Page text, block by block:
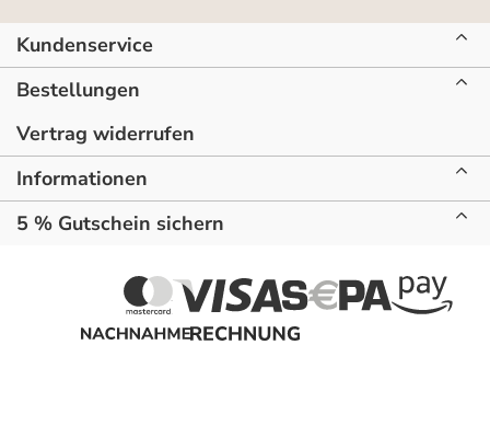
Kundenservice
Bestellungen
Vertrag widerrufen
Informationen
5 % Gutschein sichern